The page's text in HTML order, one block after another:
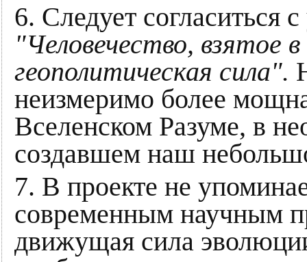
6. Следует согласиться
"Человечество, взятое
геополитическая сила".
неизмеримо более
Вселенском Разуме, в
создавшем наш
7. В проекте не
современным научным
движущая сила